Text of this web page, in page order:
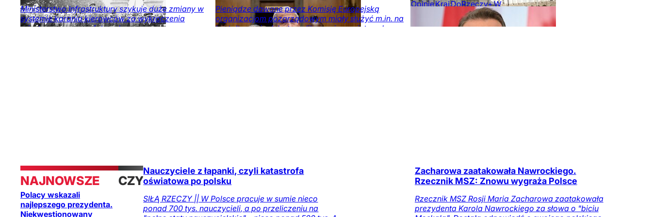
numerze
OpinieKrajDoRzeczy+W
Tylko na
DoRzeczy.pl
Ministerstwo Infrastruktury szykuje duże zmiany w
systemie karania kierowców za wykroczenia
rejestrowane przez fotoradary.
Pieniądze dawane przez Komisję Europejską
organizacjom pozarządowym miały służyć m.in. na
kształtowanie debaty politycznej w państwach z
NAJNOWSZE
Polacy wskazali
najlepszego prezydenta.
Niekwestionowany
CZYTAJ
TAKŻE
Nauczyciele z łapanki, czyli katastrofa
oświatowa po polsku
SIŁĄ RZECZY || W Polsce pracuje w sumie nieco
ponad 700 tys. nauczycieli, a po przeliczeniu na
Zacharowa zaatakowała Nawrockiego.
Rzecznik MSZ: Znowu wygraża Polsce
Rzecznik MSZ Rosji Maria Zacharowa zaatakowała
prezydenta Karola Nawrockiego za słowa o "biciu